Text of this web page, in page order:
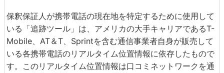
保釈保証人が携帯電話の現在地を特定するために使用して
いる「追跡ツール」は、アメリカの大手キャリアであるT-
Mobile、AT＆T、Sprintを含む通信事業者自身が販売して
いる各携帯電話のリアルタイム位置情報に依存したもので
す。このリアルタイム位置情報は口コミネットワークを通